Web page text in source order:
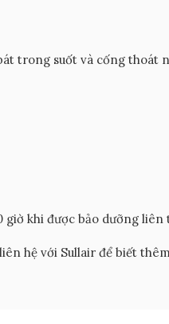
trong suốt và cống thoát
giờ khi được bảo dưỡng
hệ với Sullair để biết